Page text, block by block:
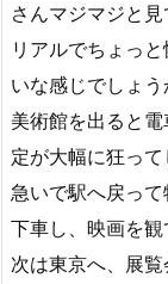
さんマジマジと見
リアルでちょっ
いな感じでしょう
美術館を出ると
定が大幅に狂って
急いで駅へ戻っ
下車し、映画を観
次は東京へ、展覧